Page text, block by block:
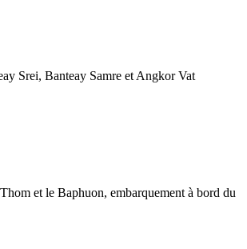
Srei, Banteay Samre et Angkor Vat
et le Baphuon, embarquement à bord du